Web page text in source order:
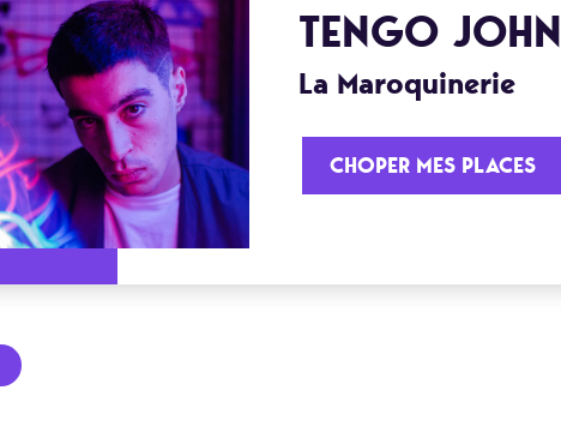
TENGO JOHN
La Maroquinerie
CHOPER MES PLACES